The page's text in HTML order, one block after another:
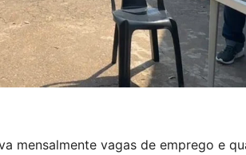
mensalmente vagas de emprego e